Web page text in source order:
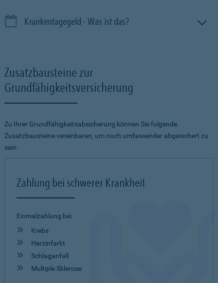
Krankentagegeld - Was ist das?
Zusatzbausteine zur
Grundfähigkeitsversicherung
Zu Ihrer Grundfähigkeitsabsicherung können Sie folgende
Zusatzbausteine vereinbaren, um noch umfassender abgesichert zu
sein.
Zahlung bei schwerer Krankheit
Einmalzahlung bei
Krebs
Herzinfarkt
Schlaganfall
Multiple Sklerose